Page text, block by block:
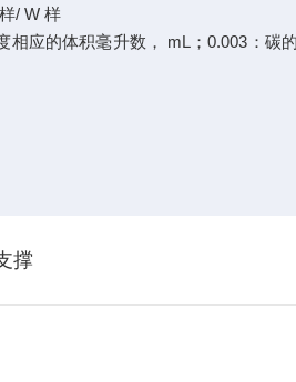
/ W 样
应的体积毫升数， mL；0.003：碳
撑